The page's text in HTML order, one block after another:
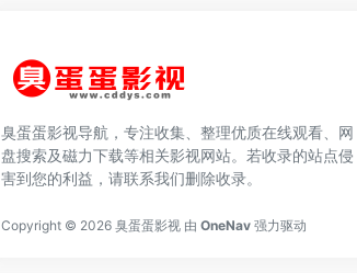
臭蛋蛋影视导航，专注收集、整理优质在线观看、网
盘搜索及磁力下载等相关影视网站。若收录的站点侵
害到您的利益，请联系我们删除收录。
Copyright © 2026 臭蛋蛋影视 由 OneNav 强力驱动